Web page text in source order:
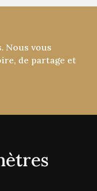
Nous vous
de partage et